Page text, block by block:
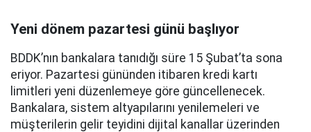
Yeni dönem pazartesi günü başlıyor
BDDK’nın bankalara tanıdığı süre 15 Şubat’ta sona
eriyor. Pazartesi gününden itibaren kredi kartı
limitleri yeni düzenlemeye göre güncellenecek.
Bankalara, sistem altyapılarını yenilemeleri ve
müşterilerin gelir teyidini dijital kanallar üzerinden